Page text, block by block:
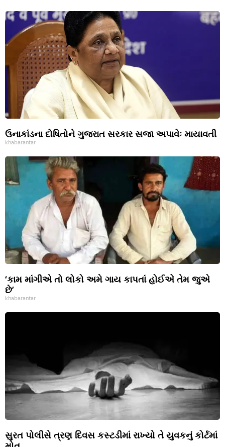
ઉનાકાંડના દોષિતોને ગુજરાત સરકાર સજા અપાવેઃ માયાવતી
khabarantar
‘કામ માંગીએ તો લોકો અમે ગાય કાપતાં હોઈએ તેમ જુએ
છે’
khabarantar
સુરત પોલીસે ત્રણ દિવસ કસ્ટડીમાં રાખ્યો તે યુવકનું કોર્ટમાં